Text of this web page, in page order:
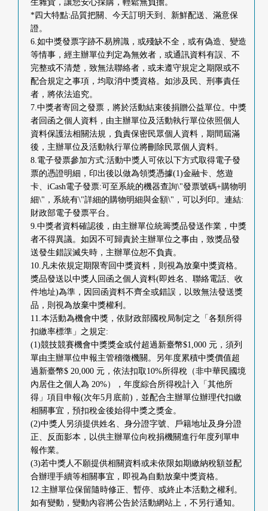
生雜貨，讓您安心採購，輕鬆無負擔。
*四大特點:品質把關、今天訂明天到、新鮮配送、滿意保
證。
6.如中獎發票字跡不易辨識，或殘缺不全，或有偽造、變造
等情事，經主辦單位判定為無效者，或通訊資料有誤、不
完整或不清楚，致無法聯絡者，或未遵守規定之期限或不
配合規定之事項，均取消中獎資格。如涉及民、刑事責任
者，將依法追究。
7.中獎者寄回之發票，將於活動結束後捐贈公益單位。中獎
者回函之個人資料，由主辦單位及活動執行單位依照個人
資料保護法相關法規，負責保密民眾個人資料，期間屆滿
後，主辦單位及活動執行單位將刪除民眾個人資料。
8.電子發票參加方式:活動中獎人可依以下方式取得電子發
票的憑證明細，印出後以做為領獎憑據(1)金融卡、悠遊
卡、iCash電子發票:可至系統的機器查詢\"發票號碼+購物明
細\"，系統有\"詳細的購物明細與金額\"，可以列印。連結:
財政部電子發票平台。
9.中獎者資料確認後，由主辦單位統籌獎品發送作業，中獎
者不得異議。如因不可歸責於主辦單位之事由，致獎品發
送發生錯誤滅失時，主辦單位恕不負責。
10.凡未依規定期限寄回中獎資料，則視為放棄中獎資格。
獎品發送以中獎人回函之個人資料(即姓名、聯絡電話、收
件地址)為準，因回函資料不齊全或錯誤，以致無法發送獎
品，則視為放棄中獎權利。
11.本活動為機會中獎，依財政部國稅局制定之「各類所得
扣繳率標準」之規定:
(1)競技競賽機會中獎獎金或付超過新臺幣$1,000 元，須列
單由主辦單位申報主管稽徵機關。另年度累積中獎價值超
過新臺幣$ 20,000 元，依法扣取10%所得稅（非中華民國境
內居住之個人為 20%），年度綜合所得稅計入「其他所
得」項目申報(次年5月底前)，並配合主辦單位辦理代扣繳
相關事宜，預扣稅金後始得中獎之獎金。
(2)中獎人另須提供姓名、身分證字號、戶籍地址及身分證
正、反面影本，以供主辦單位向稅捐機關進行年度列單申
報作業。
(3)若中獎人不願提供相關資料或未依限如期繳納稅額並配
合辦理手續等相關事宜，即視為自動放棄中獎資格。
12.主辦單位保留隨時修正、暫停、或終止本活動之權利。
如有變動，變動內容將公告於活動網站上，不另行通知。